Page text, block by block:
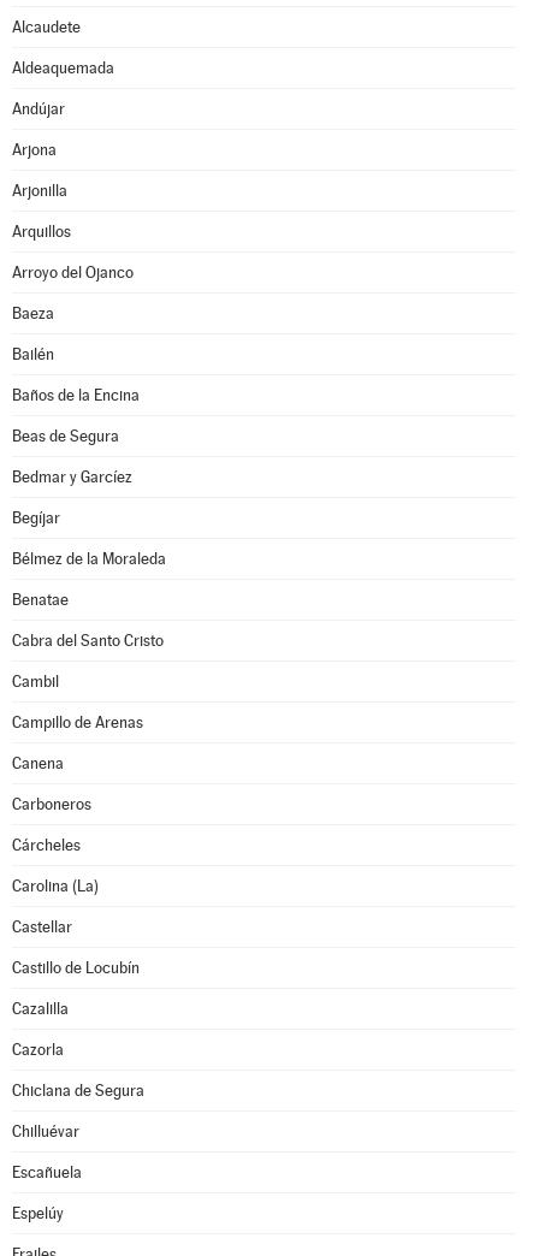
Alcaudete
Aldeaquemada
Andújar
Arjona
Arjonilla
Arquillos
Arroyo del Ojanco
Baeza
Bailén
Baños de la Encina
Beas de Segura
Bedmar y Garcíez
Begíjar
Bélmez de la Moraleda
Benatae
Cabra del Santo Cristo
Cambil
Campillo de Arenas
Canena
Carboneros
Cárcheles
Carolina (La)
Castellar
Castillo de Locubín
Cazalilla
Cazorla
Chiclana de Segura
Chilluévar
Escañuela
Espelúy